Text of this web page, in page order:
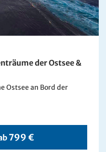
der Ostsee &
Ostsee an Bord der
799 €